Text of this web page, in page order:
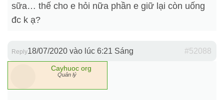
sữa… thế cho e hỏi nữa phần e giữ lại còn uống
đc k ạ?
18/07/2020 vào lúc 6:21 Sáng #52088
Reply
Cayhuoc org
Quản lý